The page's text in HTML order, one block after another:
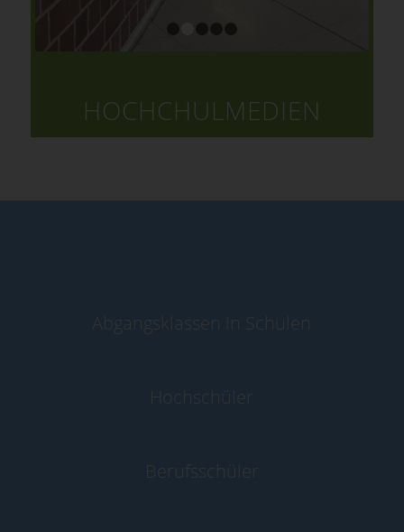
HOCHCHULMEDIEN
Abgangsklassen in Schulen
Hochschüler
Berufsschüler